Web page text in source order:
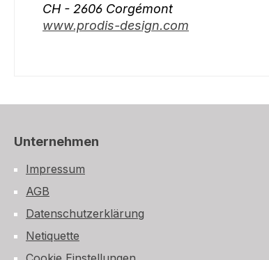
CH - 2606 Corgémont
www.prodis-design.com
Unternehmen
Impressum
AGB
Datenschutzerklärung
Netiquette